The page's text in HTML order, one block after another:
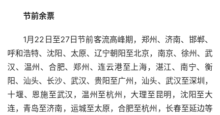
节前余票
1月22日至27日节前客流高峰期，郑州、济南、邯郸、
呼和浩特、沈阳、太原、辽宁朝阳至北京，南京、徐州、武
汉、温州、合肥、郑州、连云港至上海，湛江、南宁、衡
阳、汕头、长沙、武汉、贵阳至广州，汕头、武汉至深圳，
十堰、恩施至武汉，温州至杭州，大理至昆明，沈阳至大
连，青岛至济南，运城至太原，合肥至杭州，长春至延边等